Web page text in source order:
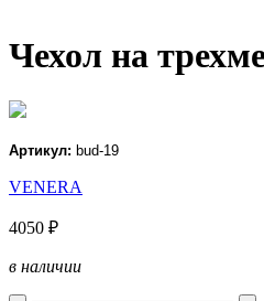
Чехол на
Артикул: bud-19
VENERA
4050 ₽
в наличии